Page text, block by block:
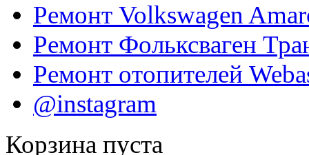
Ремонт Volkswagen
Ремонт Фольксваген
Ремонт отопителей
@instagram
Корзина пуста